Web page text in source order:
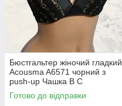
Бюстгальтер жіночий гладкий
Acousma A6571 чорний з
push-up Чашка B C
Готово до відправки